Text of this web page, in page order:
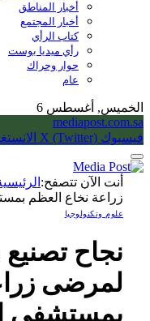
أخبار المناطق
أخبار المجتمع
كتاب الرأي
رأي ميديا بوست
حوار وحراك
عام
الخميس, أغسطس 6
mediapost.com.sa
فيسبوك X (Twitter)
أنت الآن تتصفح:
زراعة نخاع العظم
علوم وتكنولوجيا
نجاح
لمرضى
بمستشفى